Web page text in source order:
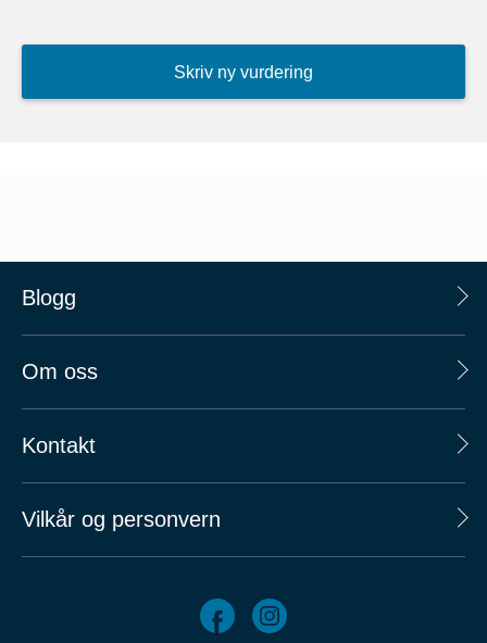
Skriv ny vurdering
Blogg
Om oss
Kontakt
Vilkår og personvern